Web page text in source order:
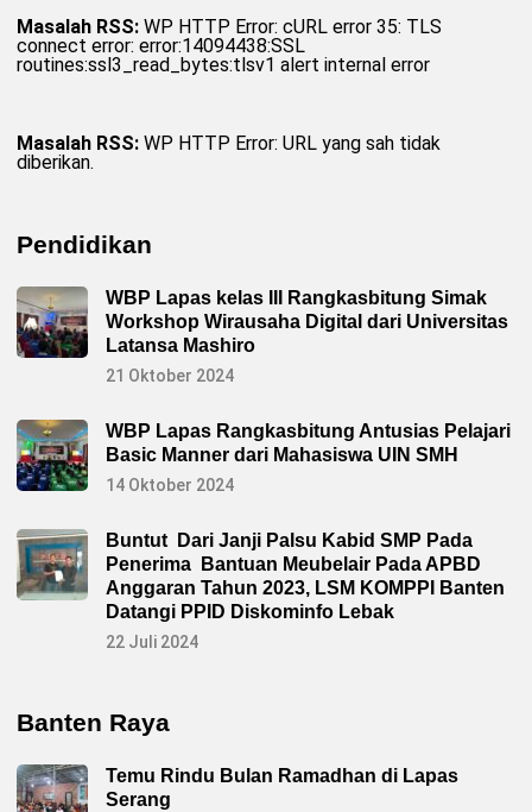
N
a
t
i
K
a
n
R
a
n
b
i
t
u
Masalah RSS: WP HTTP Error: cURL error 35: TLS
connect error: error:14094438:SSL
routines:ssl3_read_bytes:tlsv1 alert internal error
Masalah RSS: WP HTTP Error: URL yang sah tidak
diberikan.
Pendidikan
WBP Lapas kelas III Rangkasbitung Simak
Workshop Wirausaha Digital dari Universitas
Latansa Mashiro
21 Oktober 2024
WBP Lapas Rangkasbitung Antusias Pelajari
Basic Manner dari Mahasiswa UIN SMH
14 Oktober 2024
Buntut Dari Janji Palsu Kabid SMP Pada
Penerima Bantuan Meubelair Pada APBD
Anggaran Tahun 2023, LSM KOMPPI Banten
Datangi PPID Diskominfo Lebak
22 Juli 2024
Banten Raya
Temu Rindu Bulan Ramadhan di Lapas
Serang